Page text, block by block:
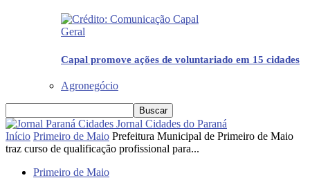
Geral
Capal promove ações de voluntariado em 15 cidades
Agronegócio
Jornal Cidades do Paraná
Início Primeiro de Maio Prefeitura Municipal de Primeiro de Maio
traz curso de qualificação profissional para...
Primeiro de Maio